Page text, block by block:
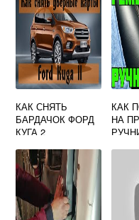
КАК СНЯТЬ
БАРДАЧОК ФОРД
КУГА 2
КАК
НА